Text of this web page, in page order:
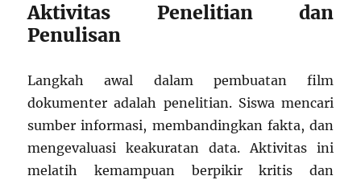
Aktivitas Penelitian dan
Penulisan
Langkah awal dalam pembuatan film
dokumenter adalah penelitian. Siswa mencari
sumber informasi, membandingkan fakta, dan
mengevaluasi keakuratan data. Aktivitas ini
melatih kemampuan berpikir kritis dan